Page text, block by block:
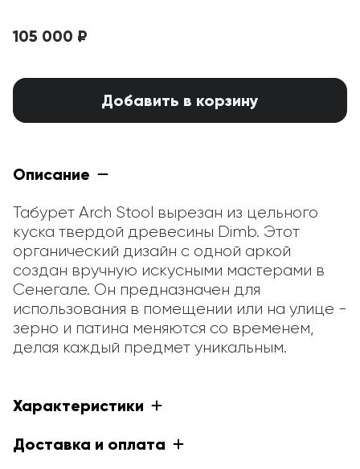
105 000 ₽
Добавить в корзину
Описание
Табурет Arch Stool вырезан из цельного
куска твердой древесины Dimb. Этот
органический дизайн с одной аркой
создан вручную искусными мастерами в
Сенегале. Он предназначен для
использования в помещении или на улице -
зерно и патина меняются со временем,
делая каждый предмет уникальным.
Характеристики
Доставка и оплата